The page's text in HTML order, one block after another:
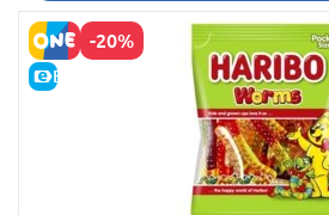
-20%
E-HIND